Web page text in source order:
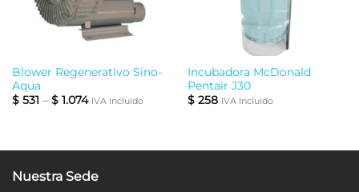
Blower Regenerativo Sino-
Aqua
$531 – $1.074 IVA Incluido
Incubadora McDonald
Pentair J30
$258 IVA Incluido
Nuestra Sede